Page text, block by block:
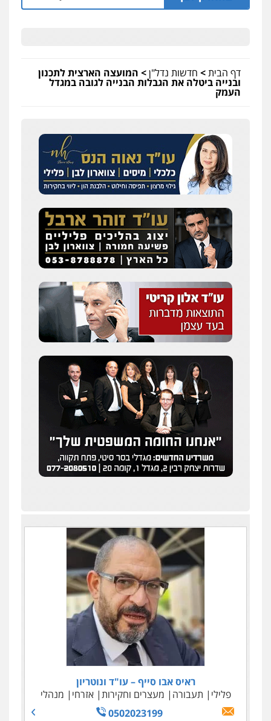
דף הבית> חדשות נדל"ן> המועצה הארצית לתכנון
ובנייה ביטלה את הגבלות הבנייה לגובה במגדל
העמק
ראיס אבו סייף – עו"ד ונוטריון
פלילי
תעבורה מעצרים וחקירות אזרחי
מנהלי
0502023199